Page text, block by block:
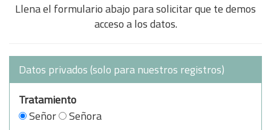
Llena el formulario abajo para solicitar que te demos
acceso a los datos.
Datos privados (solo para nuestros registros)
Tratamiento
Señor
Señora